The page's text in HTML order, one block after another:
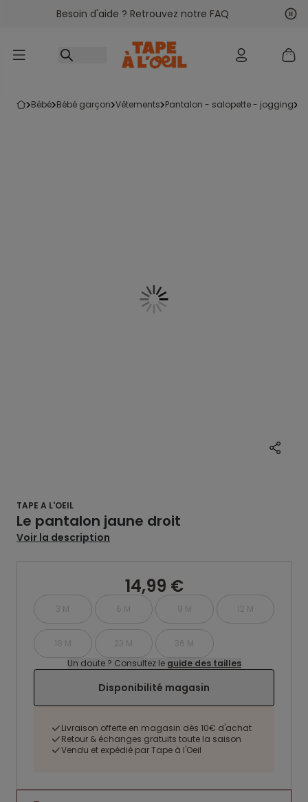
Accéder au contenu
Besoin d'aide ? Retrouvez notre FAQ
bébé bébé garçon vêtements pantalon - salopette - jogging
TAPE A L'OEIL
Le pantalon jaune droit
Voir la description
14,99 €
3 M 6 M 9 M 12 M
18 M 23 M
36 M
Un doute ? Consultez le guide des tailles
Disponibilité magasin
Livraison offerte en magasin dès 10€ d'achat
Retour & échanges gratuits toute la saison
Vendu et expédié par Tape à l'Oeil